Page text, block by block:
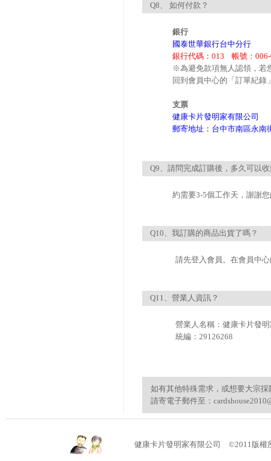
Q8、 如何付款？
銀行
國泰世華銀行台中分行
銀行代碼：013 帳號：006-
※為避免款項無人認領，若
回到會員中心的「訂單紀
支票
健康卡片發明家有限公司
郵寄地址：台中市南區永南
Q9、請問完成訂購後，多久可以
約需要3-5個工作天，謝謝
Q10、我訂購的商品出貨了嗎？
請先登入會員。在會員中
Q11、營業人資訊？
營業人名稱：健康卡片發
統編：29126268
如有其他特殊需求，或想要大宗採
請寄電子郵件至：
健康卡片發明家有限公司 ©2011版權